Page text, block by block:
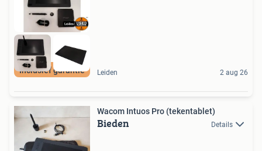
Inclusief garantie Leiden 2 aug 26
Wacom Intuos Pro (tekentablet)
Bieden Details